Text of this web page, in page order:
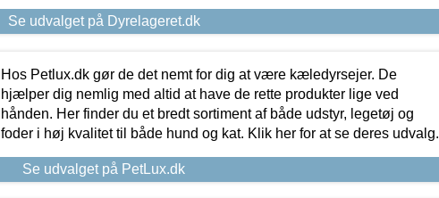
Se udvalget på Dyrelageret.dk
Hos Petlux.dk gør de det nemt for dig at være kæledyrsejer. De
hjælper dig nemlig med altid at have de rette produkter lige ved
hånden. Her finder du et bredt sortiment af både udstyr, legetøj og
foder i høj kvalitet til både hund og kat. Klik her for at se deres udvalg.
Se udvalget på PetLux.dk